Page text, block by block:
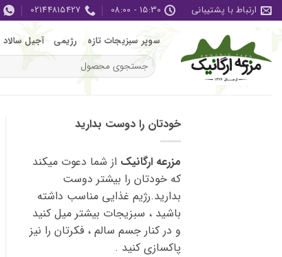
Skip
to
content
ارتباط با پشتیبانی 15:30 - 08:00
02144815427
سوپر سبزیجات تازه رژیمی آجیل سالاد
جستجو
برای:
خودتان را دوست بدارید
مزرعه ارگانیک از شما دعوت میکند
که خودتان را بیشتر دوست
بدارید.رژیم غذایی مناسب داشته
باشید ، سبزیجات بیشتر میل کنید
و در کنار جسم سالم ، فکرتان را نیز
پاکسازی کنید .